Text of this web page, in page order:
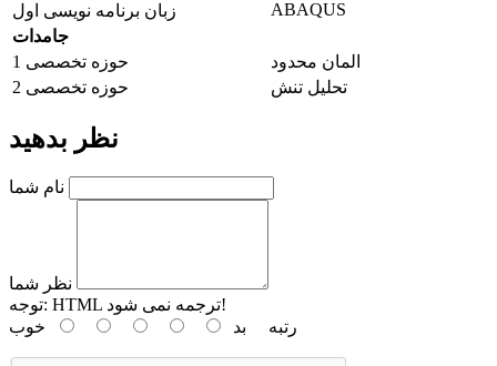
زبان برنامه نویسی اول
ABAQUS
جامدات
حوزه تخصصی 1
المان محدود
حوزه تخصصی 2
تحلیل تنش
نظر بدهید
نام شما
نظر شما
توجه:
HTML ترجمه نمی شود!
رتبه بد خوب